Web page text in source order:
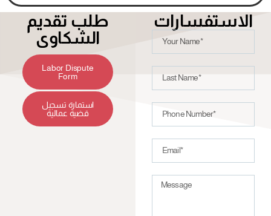
طلب تقديم
الشكاوى
Labor Dispute
Form
استمارة تسجيل
قضية عمالية
الاستفسارات